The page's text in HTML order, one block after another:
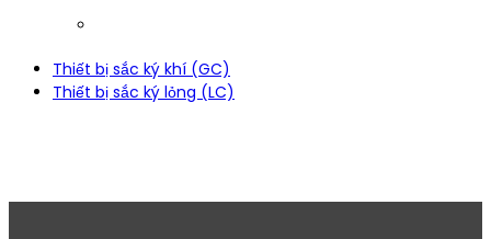
Thiết bị sắc ký khí (GC)
Thiết bị sắc ký lỏng (LC)